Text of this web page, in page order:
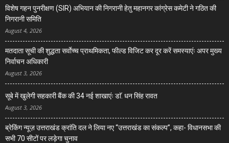
विशेष गहन पुनरीक्षण (SIR) अभियान की निगरानी हेतु महानगर कांग्रेस कमेटी ने गठित की
निगरानी समिति
August 4, 2026
मतदाता सूची की शुद्धता सर्वाेच्च प्राथमिकता, फील्ड विजिट कर दूर करें समस्याएंः अपर मुख्य
निर्वाचन अधिकारी
August 3, 2026
सूबे में खुलेगी सहकारी बैंक की 34 नई शाखाएंः डाॅ. धन सिंह रावत
August 3, 2026
ब्रेकिंग न्यूज़ उत्तराखंड क्रांति दल ने लिया नए “उत्तराखंड का संकल्प”, कहा- विधानसभा की
सभी 70 सीटों पर लड़ेगा चुनाव